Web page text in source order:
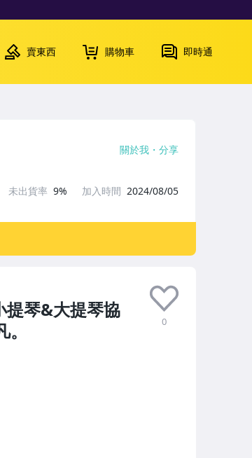
賣東西 購物車 即時通
提琴&大提琴協
0
關於我 分享
未出貨率 9% 加入時間 2024/08/05